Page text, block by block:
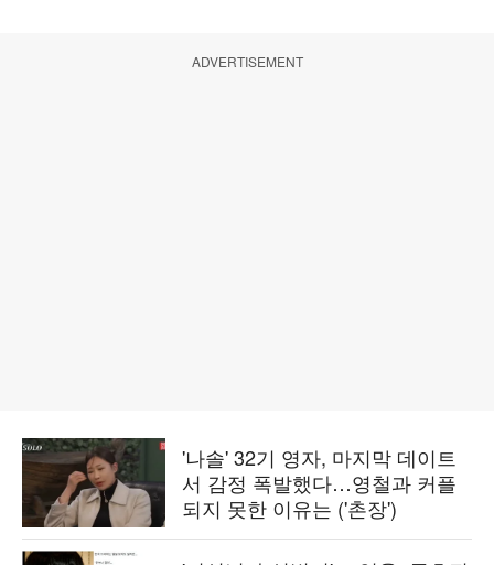
ADVERTISEMENT
'나솔' 32기 영자, 마지막 데이트
서 감정 폭발했다…영철과 커플
되지 못한 이유는 ('촌장')